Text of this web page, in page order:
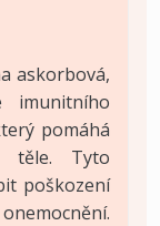
askorbová,
pomáhá
těle. Tyto
poškození